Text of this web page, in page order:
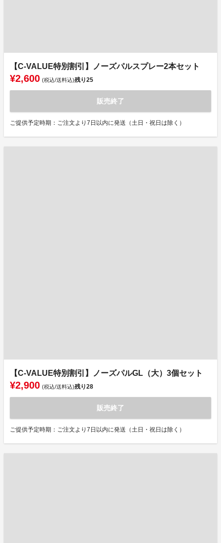
【C-VALUE特別割引】ノーズパルスプレー2本セット
¥2,600 (税込/送料込)残り25
販売終了
ご提供予定時期：ご注文より7日以内に発送（土日・祝日は除く）
【C-VALUE特別割引】ノーズパルGL（大）3個セット
¥2,900 (税込/送料込)残り28
販売終了
ご提供予定時期：ご注文より7日以内に発送（土日・祝日は除く）